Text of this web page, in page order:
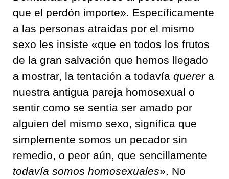
que el perdón importe». Específicamente
a las personas atraídas por el mismo
sexo les insiste «que en todos los frutos
de la gran salvación que hemos llegado
a mostrar, la tentación a todavía querera
nuestra antigua pareja homosexual o
sentir como se sentía ser amado por
alguien del mismo sexo, significa que
simplemente somos un pecador sin
remedio, o peor aún, que sencillamente
todavía somos homosexuales». No